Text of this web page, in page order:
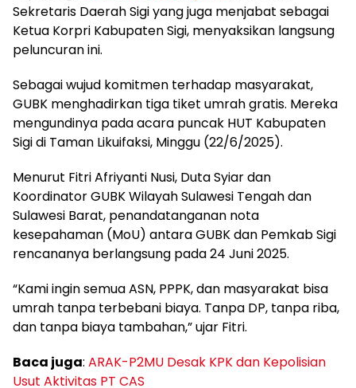
Sekretaris Daerah Sigi yang juga menjabat sebagai
Ketua Korpri Kabupaten Sigi, menyaksikan langsung
peluncuran ini.
Sebagai wujud komitmen terhadap masyarakat,
GUBK menghadirkan tiga tiket umrah gratis. Mereka
mengundinya pada acara puncak HUT Kabupaten
Sigi di Taman Likuifaksi, Minggu (22/6/2025).
Menurut Fitri Afriyanti Nusi, Duta Syiar dan
Koordinator GUBK Wilayah Sulawesi Tengah dan
Sulawesi Barat, penandatanganan nota
kesepahaman (MoU) antara GUBK dan Pemkab Sigi
rencananya berlangsung pada 24 Juni 2025.
“Kami ingin semua ASN, PPPK, dan masyarakat bisa
umrah tanpa terbebani biaya. Tanpa DP, tanpa riba,
dan tanpa biaya tambahan,” ujar Fitri.
Baca juga: ARAK-P2MU Desak KPK dan Kepolisian
Usut Aktivitas PT CAS